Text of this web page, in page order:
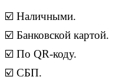
☑️ Наличными.
☑️ Банковской картой.
☑️ По QR-коду.
☑️ СБП.